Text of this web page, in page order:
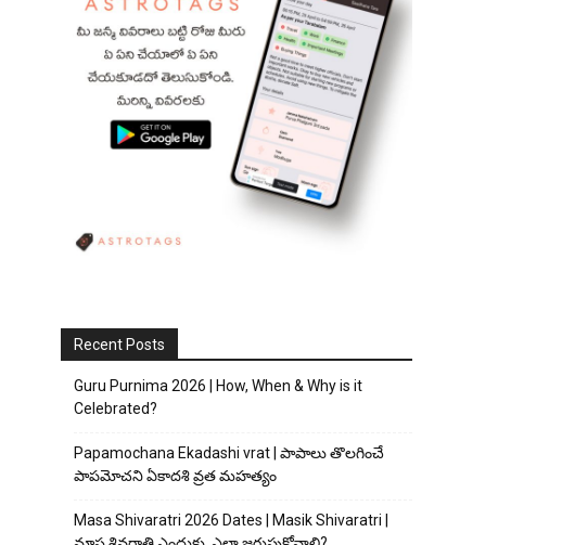
Recent Posts
Guru Purnima 2026 | How, When & Why is it
Celebrated?
Papamochana Ekadashi vrat | పాపాలు తొలగించే
పాపమోచని ఏకాదశి వ్రత మహత్యం
Masa Shivaratri 2026 Dates | Masik Shivaratri |